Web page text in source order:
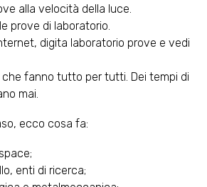
alla velocità della luce.
prove di laboratorio.
digita laboratorio prove e vedi
che fanno tutto per tutti. Dei tempi di
mai.
ecco cosa fa:
enti di ricerca;